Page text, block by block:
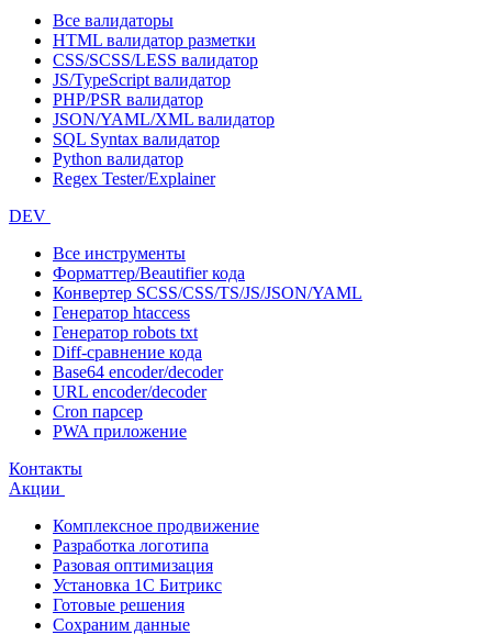
Все валидаторы
HTML валидатор разметки
CSS/SCSS/LESS валидатор
JS/TypeScript валидатор
PHP/PSR валидатор
JSON/YAML/XML валидатор
SQL Syntax валидатор
Python валидатор
Regex Tester/Explainer
DEV
Все инструменты
Форматтер/Beautifier кода
Конвертер SCSS/CSS/TS/JS/JSON/YAML
Генератор htaccess
Генератор robots txt
Diff-сравнение кода
Base64 encoder/decoder
URL encoder/decoder
Cron парсер
PWA приложение
Контакты
Акции
Комплексное продвижение
Разработка логотипа
Разовая оптимизация
Установка 1С Битрикс
Готовые решения
Сохраним данные